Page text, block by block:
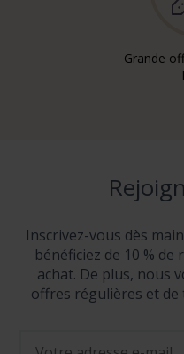
Grande
Inscrivez-vous dès
bénéficiez de 10 %
achat. De plus, nous
offres régulières et